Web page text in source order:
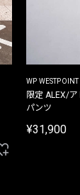
WP WESTPOINT
限定 ALEX/
パンツ
¥31,900